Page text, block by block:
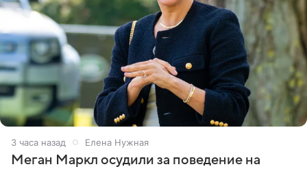
3 часа назад Елена Нужная
Меган Маркл осудили за поведение на